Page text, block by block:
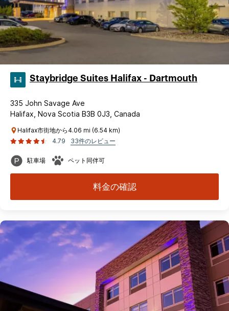
Staybridge Suites Halifax - Dartmouth
335 John Savage Ave
Halifax, Nova Scotia B3B 0J3, Canada
Halifax市街地から4.06 mi (6.54 km)
4.79
33件のレビュー
駐車場 ペット同伴可
料金の確認